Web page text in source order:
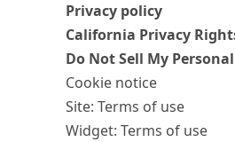
Privacy policy
California Privacy
Do Not Sell My
Cookie notice
Site: Terms of use
Widget: Terms of use